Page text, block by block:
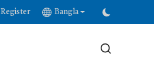
Register Bangla